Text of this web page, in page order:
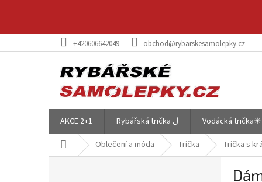
+420606642049 obchod@rybarskesamolepky.cz
AKCE 2+1 Rybářská trička ل Vodácká trička☀
Domů Oblečení a móda Trička Trička s